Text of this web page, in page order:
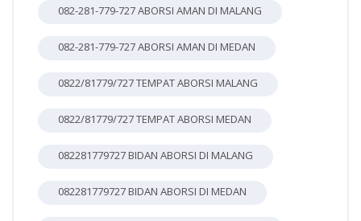
082-281-779-727 ABORSI AMAN DI MALANG
082-281-779-727 ABORSI AMAN DI MEDAN
0822/81779/727 TEMPAT ABORSI MALANG
0822/81779/727 TEMPAT ABORSI MEDAN
082281779727 BIDAN ABORSI DI MALANG
082281779727 BIDAN ABORSI DI MEDAN